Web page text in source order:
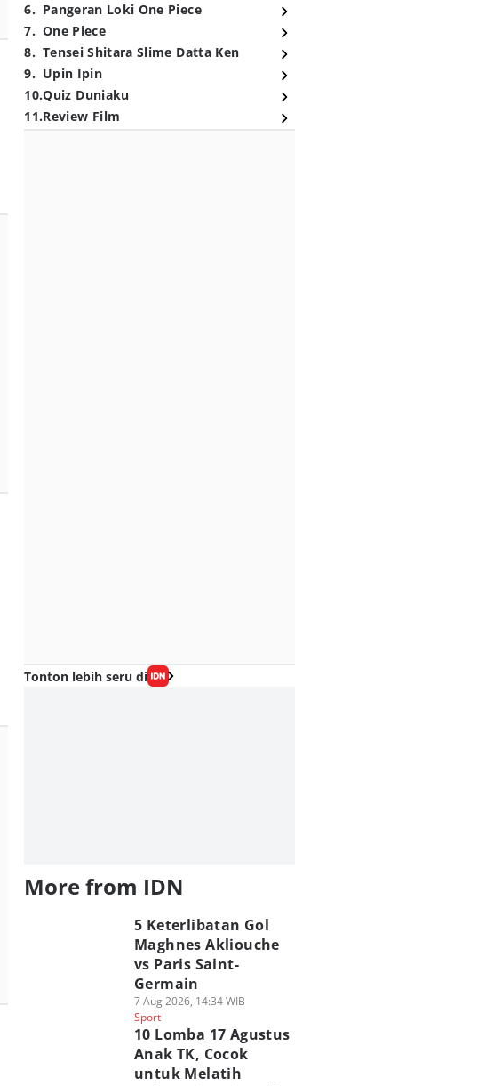
6. Pangeran Loki One Piece
7. One Piece
8. Tensei Shitara Slime Datta Ken
9. Upin Ipin
10.Quiz Duniaku
11.Review Film
Tonton lebih seru di
More from IDN
5 Keterlibatan Gol
Maghnes Akliouche
vs Paris Saint-
Germain
7 Aug 2026, 14:34 WIB
Sport
10 Lomba 17 Agustus
Anak TK, Cocok
untuk Melatih